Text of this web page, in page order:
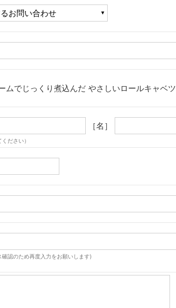
ムでじっくり煮込んだ やさしいロールキャベツ
［名］
ださい）
確認のため再度入力をお願いします)